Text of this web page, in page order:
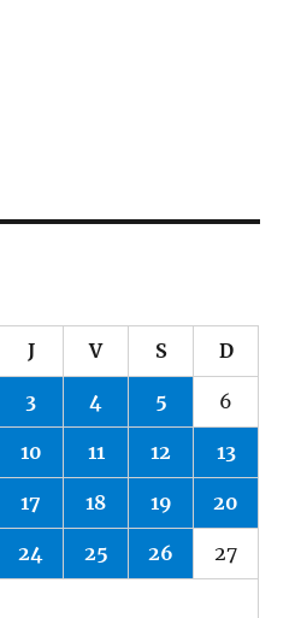
J V S D
3 4 5 6
10 11 12 13
17 18 19 20
24 25 26 27